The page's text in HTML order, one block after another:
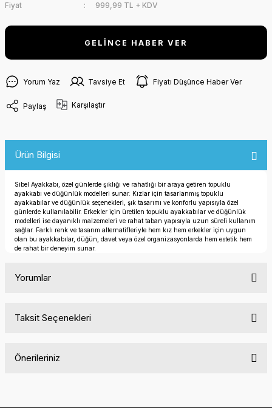
Fiyat
999,99 TL + KDV
GELİNCE HABER VER
Yorum Yaz Tavsiye Et Fiyatı Düşünce Haber Ver
Paylaş Karşılaştır
Ürün Bilgisi
Sibel Ayakkabı, özel günlerde şıklığı ve rahatlığı bir araya getiren topuklu
ayakkabı ve düğünlük modelleri sunar. Kızlar için tasarlanmış topuklu
ayakkabılar ve düğünlük seçenekleri, şık tasarımı ve konforlu yapısıyla özel
günlerde kullanılabilir. Erkekler için üretilen topuklu ayakkabılar ve düğünlük
modelleri ise dayanıklı malzemeleri ve rahat taban yapısıyla uzun süreli kullanım
sağlar. Farklı renk ve tasarım alternatifleriyle hem kız hem erkekler için uygun
olan bu ayakkabılar, düğün, davet veya özel organizasyonlarda hem estetik hem
de rahat bir deneyim sunar.
Yorumlar
Taksit Seçenekleri
Önerileriniz